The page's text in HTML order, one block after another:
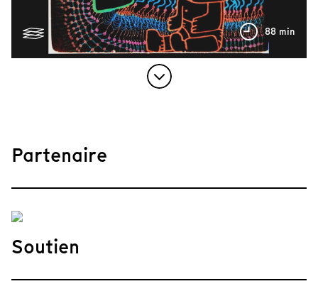
88 min
Partenaire
Soutien